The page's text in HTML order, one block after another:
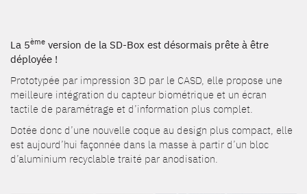
La 5ème version de la SD-Box est désormais prête à être
déployée !
Prototypée par impression 3D par le CASD, elle propose une
meilleure intégration du capteur biométrique et un écran
tactile de paramétrage et d’information plus complet.
Dotée donc d’une nouvelle coque au design plus compact, elle
est aujourd’hui façonnée dans la masse à partir d’un bloc
d’aluminium recyclable traité par anodisation.